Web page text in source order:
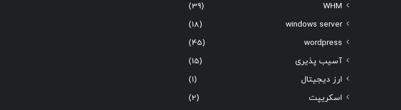
WHM
(39)
windows server
(18)
wordpress
(45)
آسیب پذیری
(15)
ارز دیجیتال
(1)
اسکریپت
(2)